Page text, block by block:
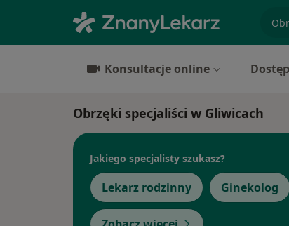
Konsultacje online
Obrzęki specjaliści w Gliwicach
Jakiego specjalisty szukasz?
Lekarz rodzinny Ginekolog